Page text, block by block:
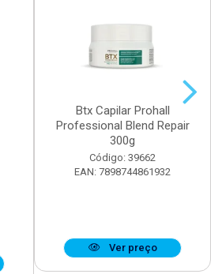
Btx Capilar Prohall
Professional Blend Repair
300g
Código: 39662
EAN: 7898744861932
Ver preço